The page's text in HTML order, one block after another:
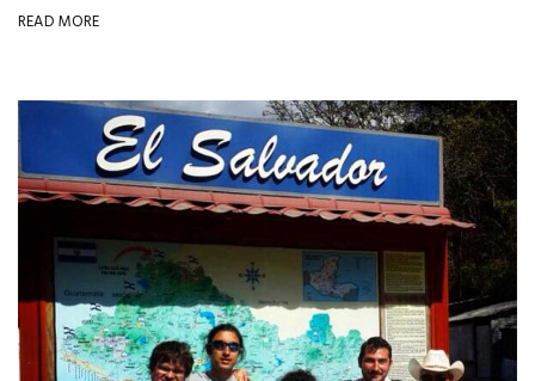
READ MORE